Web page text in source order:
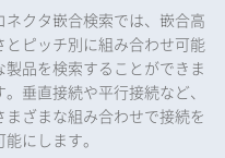
被害を最小限にとどめるた
、再発防止に向けた取り組
理体制および取り組みを継
し、その改善に努めてまい
ネクタ嵌合検索では、嵌合高
とピッチ別に組み合わせ可能
製品を検索することができま
。垂直接続や平行接続など、
まざまな組み合わせで接続を
能にします。